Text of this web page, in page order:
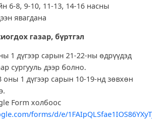
6-8, 9-10, 11-13, 14-16 насны
явагдана
газар, бүртгэл
1 дүгээр сарын 21-22-ны өдрүүдэд
сургууль дээр болно.
оны 1 дүгээр сарын 10-19-нд зөвхөн
Form холбоос
forms/d/e/